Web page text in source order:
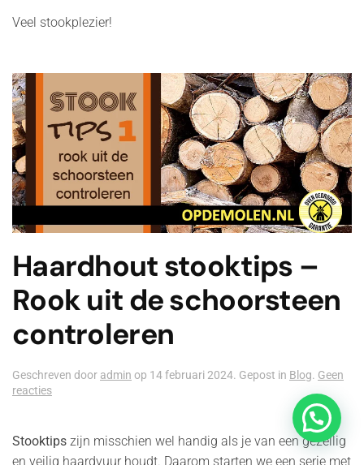
Veel stookplezier!
Haardhout stooktips –
Rook uit de schoorsteen
controleren
Geschreven door admin op 14 februari 2024. Gepost in Blog. Geen
reactiesop
–
Rook
Stooktips zijn misschien wel handig als je van een gezellig
en veilig haardvuur houdt. Daarom starten we een serie met